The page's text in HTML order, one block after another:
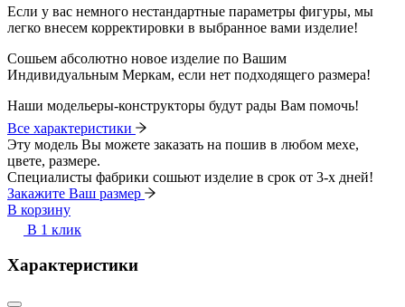
Если у вас немного нестандартные параметры фигуры, мы
легко внесем корректировки в выбранное вами изделие!
Сошьем абсолютно новое изделие по Вашим
Индивидуальным Меркам, если нет подходящего размера!
Наши модельеры-конструкторы будут рады Вам помочь!
Все характеристики
Эту модель Вы можете заказать на пошив в любом мехе,
цвете, размере.
Специалисты фабрики сошьют изделие в срок от 3-х дней!
Закажите Ваш размер
В корзину
В 1 клик
Характеристики